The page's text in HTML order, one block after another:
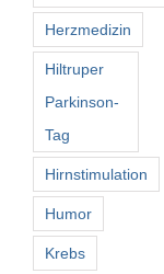
Herzmedizin
Hiltruper
Parkinson-
Tag
Hirnstimulation
Humor
Krebs